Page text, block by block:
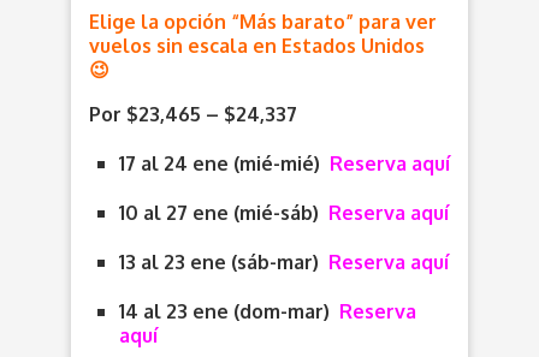
Elige la opción “Más barato” para ver
vuelos sin escala en Estados Unidos
😉
Por $23,465 – $24,337
17 al 24 ene (mié-mié) Reserva aquí
10 al 27 ene (mié-sáb) Reserva aquí
13 al 23 ene (sáb-mar) Reserva aquí
14 al 23 ene (dom-mar) Reserva
aquí